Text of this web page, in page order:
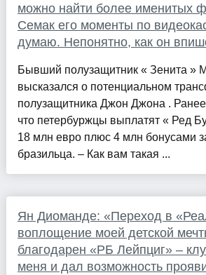
можно найти более именитых
Семак его моменты по
думаю. Непонятно, как он
Бывший полузащитник « Зенита »
высказался о потенциальном
полузащитника Джон Джона .
что петербуржцы выплатят « Ред
18 млн евро плюс 4 млн бонусами
бразильца. – Как вам такая ...
Ян Диоманде: «Переход в
воплощение моей детской
благодарен «РБ Лейпциг» –
меня и дал возможность